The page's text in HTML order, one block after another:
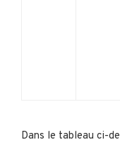
Dans le tableau ci-